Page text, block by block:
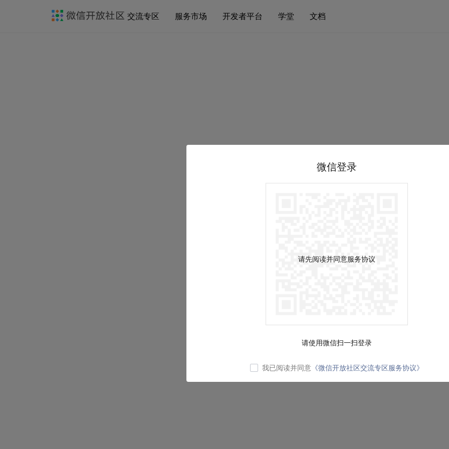
交流专区 服务市场 开发者平台 学堂 文档
微信登录
请先阅读并同意服务协议
请使用微信扫一扫登录
我已阅读并同意 《微信开放社区交流专区服务协议》